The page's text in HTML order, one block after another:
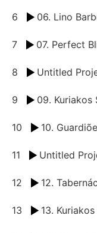
6
7 07. Perfect
8 Untitled
9 09. Kuriakos
10
11 Untitled
12 12.
13 13.